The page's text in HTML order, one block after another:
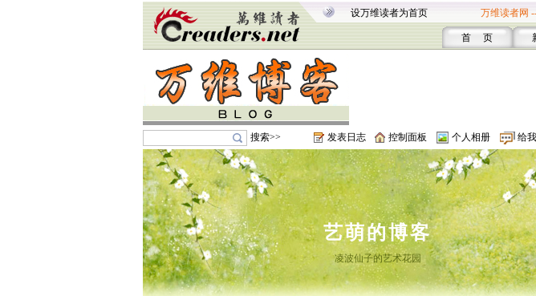
设万维读者为首页 万维读者网
首 页
搜索>> 发表日志 控制面板 个人相册 给
艺萌的博客
凌波仙子的艺术花园